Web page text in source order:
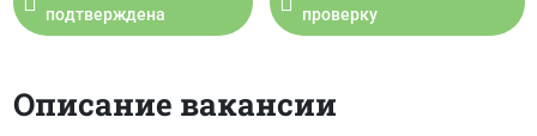
подтверждена
проверку
Описание вакансии